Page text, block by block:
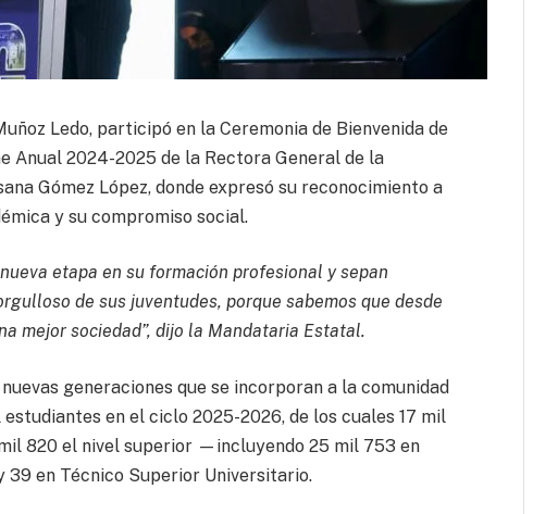
Ledo, participó en la Ceremonia de Bienvenida de
Anual 2024-2025 de la Rectora General de la
Gómez López, donde expresó su reconocimiento a
y su compromiso social.
etapa en su formación profesional y sepan
de sus juventudes, porque sabemos que desde
mejor sociedad”, dijo la Mandataria Estatal.
generaciones que se incorporan a la comunidad
en el ciclo 2025-2026, de los cuales 17 mil
820 el nivel superior —incluyendo 25 mil 753 en
en Técnico Superior Universitario.